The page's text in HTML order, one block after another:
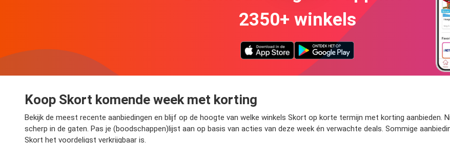
2350+ winkels
Koop Skort komende week met korting
Bekijk de meest recente aanbiedingen en blijf op de hoogte van welke winkels Skort op korte termijn met korting aanbieden.
scherp in de gaten. Pas je (boodschappen)lijst aan op basis van acties van deze week én verwachte deals. Sommige
Skort het voordeligst verkrijgbaar is.